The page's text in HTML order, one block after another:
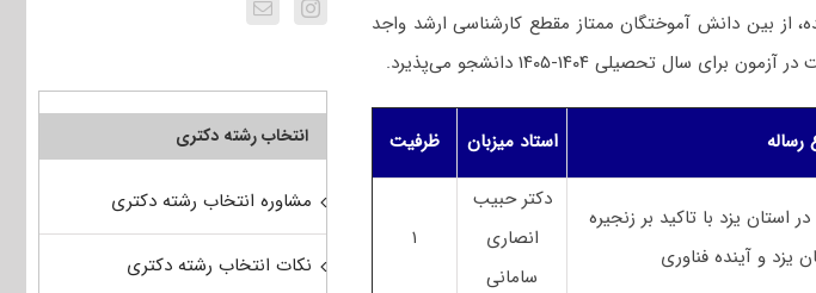
از بین دانش آموختگان ممتاز مقطع کارشناسی ارشد واجد
تحصیلی ۱۴۰۴-۱۴۰۵ دانشجو می‌پذیرد.
استاد میزبان ظرفیت
یزد با تاکید بر زنجیره
یزد و آینده فناوری
دکتر حبیب
انصاری
سامانی
۱
انتخاب رشته دکتری
مشاوره انتخاب رشته دکتری
نکات انتخاب رشته دکتری